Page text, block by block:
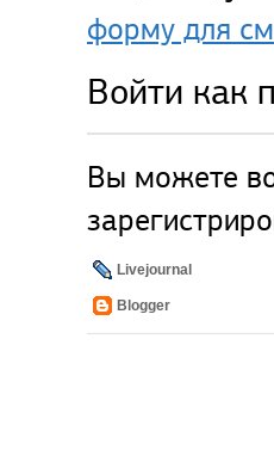
форму для
Войти как
Вы можете
Livejournal
Blogger